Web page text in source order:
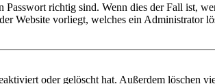
richtig sind. Wenn dies der Fall ist,
Website vorliegt, welches ein Administrator
oder gelöscht hat. Außerdem löschen